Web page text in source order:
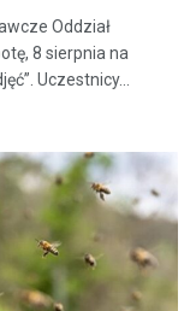
Oddział
8 sierpnia na
Uczestnicy...